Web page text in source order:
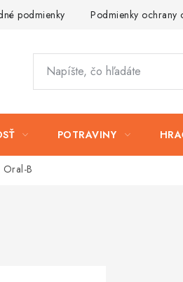
podmienky Podmienky ochrany
POTRAVINY
Oral-B